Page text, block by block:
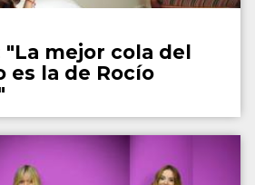
"La mejor cola del
es la de Rocío